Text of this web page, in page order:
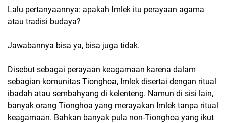
Lalu pertanyaannya: apakah Imlek itu perayaan agama
atau tradisi budaya?
Jawabannya bisa ya, bisa juga tidak.
Disebut sebagai perayaan keagamaan karena dalam
sebagian komunitas Tionghoa, Imlek disertai dengan ritual
ibadah atau sembahyang di kelenteng. Namun di sisi lain,
banyak orang Tionghoa yang merayakan Imlek tanpa ritual
keagamaan. Bahkan banyak pula non-Tionghoa yang ikut